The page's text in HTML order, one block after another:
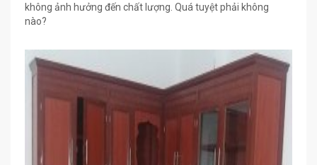
không ảnh hưởng đến chất lượng. Quá tuyệt phải không
nào?